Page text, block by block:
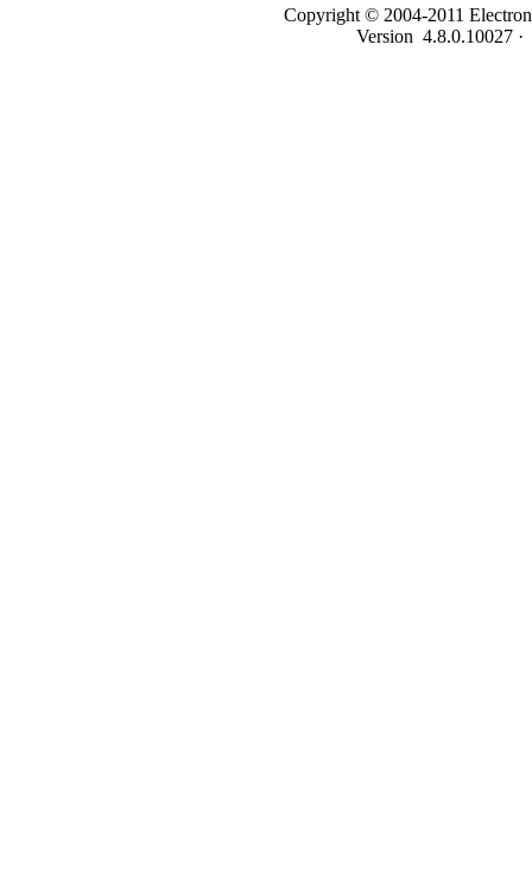
Copyright © 2004-2011
Version 4.8.0.10027·